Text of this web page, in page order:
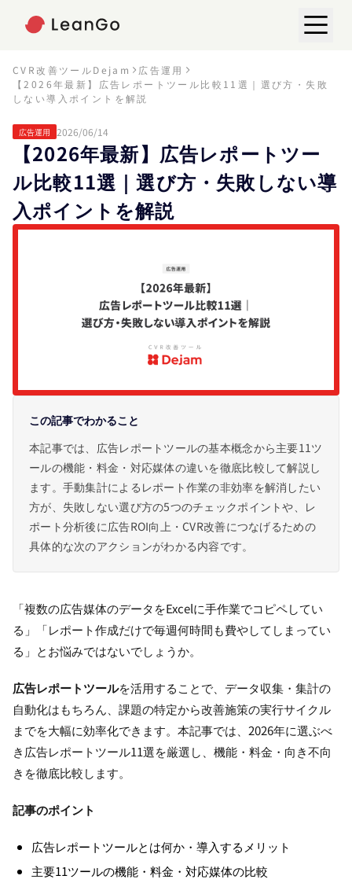
CVR改善ツールDejam
広告運用
【2026年最新】広告レポートツール比較11選｜選び方・失敗
しない導入ポイントを解説
広告運用 2026/06/14
【2026年最新】広告レポートツー
ル比較11選｜選び方・失敗しない導
入ポイントを解説
この記事でわかること
本記事では、広告レポートツールの基本概念から主要11ツ
ールの機能・料金・対応媒体の違いを徹底比較して解説し
ます。手動集計によるレポート作業の非効率を解消したい
方が、失敗しない選び方の5つのチェックポイントや、レ
ポート分析後に広告ROI向上・CVR改善につなげるための
具体的な次のアクションがわかる内容です。
「複数の広告媒体のデータをExcelに手作業でコピペしてい
る」「レポート作成だけで毎週何時間も費やしてしまってい
る」とお悩みではないでしょうか。
広告レポートツールを活用することで、データ収集・集計の
自動化はもちろん、課題の特定から改善施策の実行サイクル
までを大幅に効率化できます。本記事では、2026年に選ぶべ
き広告レポートツール11選を厳選し、機能・料金・向き不向
きを徹底比較します。
記事のポイント
広告レポートツールとは何か・導入するメリット
主要11ツールの機能・料金・対応媒体の比較